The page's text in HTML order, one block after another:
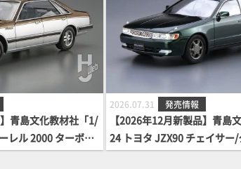
青島文化教材社「1/
レル 2000 ターボメ
2026.07.31 発売情報
【2026年12月新製品】青島
24 トヨタ JZX90 チェイサー
ンテ・ルーセント/ツアラー